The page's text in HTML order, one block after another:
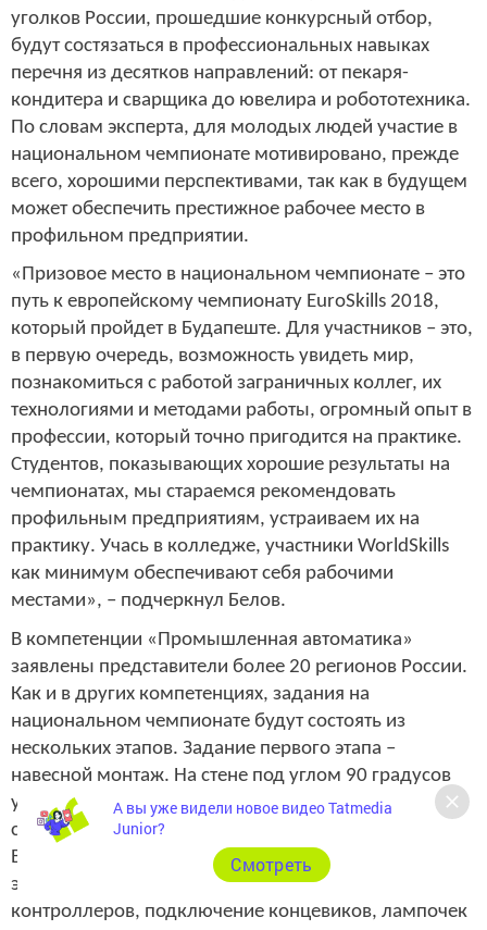
уголков России, прошедшие конкурсный отбор,
будут состязаться в профессиональных навыках
перечня из десятков направлений: от пекаря-
кондитера и сварщика до ювелира и робототехника.
По словам эксперта, для молодых людей участие в
национальном чемпионате мотивировано, прежде
всего, хорошими перспективами, так как в будущем
может обеспечить престижное рабочее место в
профильном предприятии.
«Призовое место в национальном чемпионате – это
путь к европейскому чемпионату EuroSkills 2018,
который пройдет в Будапеште. Для участников – это,
в первую очередь, возможность увидеть мир,
познакомиться с работой заграничных коллег, их
технологиями и методами работы, огромный опыт в
профессии, который точно пригодится на практике.
Студентов, показывающих хорошие результаты на
чемпионатах, мы стараемся рекомендовать
профильным предприятиям, устраиваем их на
практику. Учась в колледже, участники WorldSkills
как минимум обеспечивают себя рабочими
местами», – подчеркнул Белов.
В компетенции «Промышленная автоматика»
заявлены представители более 20 регионов России.
Как и в других компетенциях, задания на
национальном чемпионате будут состоять из
нескольких этапов. Задание первого этапа –
навесной монтаж. На стене под углом 90 градусов
участники должны выставить оборудование:
сигнальные лампы, кабель-каналы, лотки, щиты.
Второй этап – коммутация, то есть соединение всех
элементов навесного оборудования: установка
контроллеров, подключение концевиков, лампочек
А вы уже видели новое видео Tatmedia
Junior?
Cмотреть